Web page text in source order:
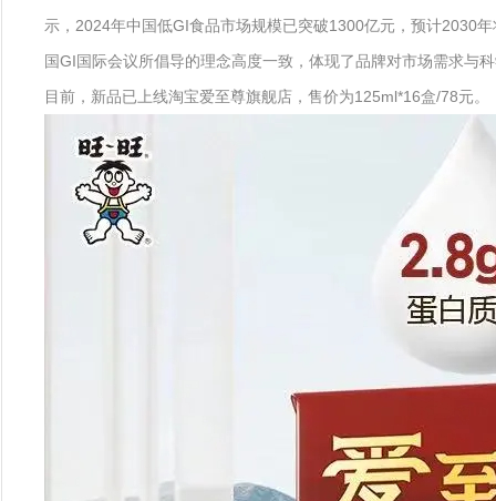
示，2024年中国低GI食品市场规模已突破1300亿元，预计2030
国GI国际会议所倡导的理念高度一致，体现了品牌对市场需求与
目前，新品已上线淘宝爱至尊旗舰店，售价为125ml*16盒/78元。